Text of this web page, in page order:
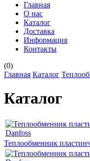
Главная
О нас
Каталог
Доставка
Информация
Контакты
(0)
Главная Каталог
Каталог
Теплообменник